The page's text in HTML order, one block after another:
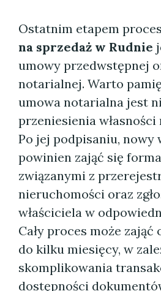
Ostatnim etapem
na sprzedaż w Rudnie
umowy przedwstępnej
notarialnej. Warto
umowa notarialna jest
przeniesienia
Po jej podpisaniu, nowy
powinien zająć się
związanymi z
nieruchomości oraz
właściciela w
Cały proces może
do kilku miesięcy, w
skomplikowania
dostępności